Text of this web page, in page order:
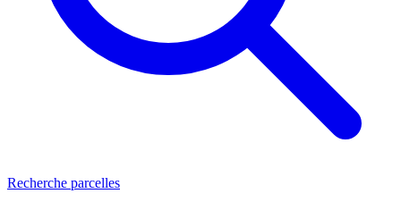
Recherche parcelles